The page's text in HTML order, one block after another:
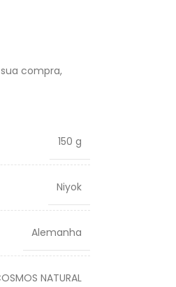
compra,
150 g
Niyok
Alemanha
NATURAL